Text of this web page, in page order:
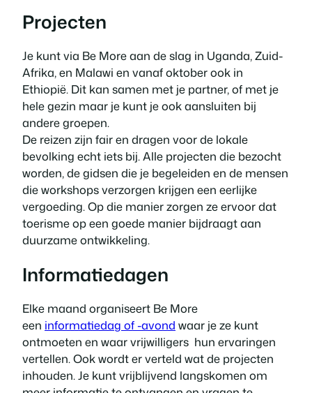
Projecten
Je kunt via Be More aan de slag in Uganda, Zuid-
Afrika, en Malawi en vanaf oktober ook in
Ethiopië. Dit kan samen met je partner, of met je
hele gezin maar je kunt je ook aansluiten bij
andere groepen.
De reizen zijn fair en dragen voor de lokale
bevolking echt iets bij. Alle projecten die bezocht
worden, de gidsen die je begeleiden en de mensen
die workshops verzorgen krijgen een eerlijke
vergoeding. Op die manier zorgen ze ervoor dat
toerisme op een goede manier bijdraagt aan
duurzame ontwikkeling.
Informatiedagen
Elke maand organiseert Be More
een informatiedag of -avond waar je ze kunt
ontmoeten en waar vrijwilligers hun ervaringen
vertellen. Ook wordt er verteld wat de projecten
inhouden. Je kunt vrijblijvend langskomen om